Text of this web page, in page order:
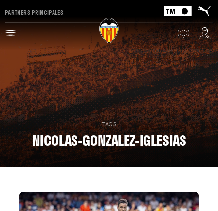
PARTNERS PRINCIPALES
TAGS
NICOLAS-GONZALEZ-IGLESIAS